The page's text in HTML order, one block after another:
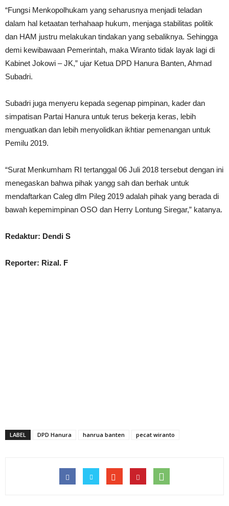
“Fungsi Menkopolhukam yang seharusnya menjadi teladan
dalam hal ketaatan terhahaap hukum, menjaga stabilitas politik
dan HAM justru melakukan tindakan yang sebaliknya. Sehingga
demi kewibawaan Pemerintah, maka Wiranto tidak layak lagi di
Kabinet Jokowi – JK,” ujar Ketua DPD Hanura Banten, Ahmad
Subadri.
Subadri juga menyeru kepada segenap pimpinan, kader dan
simpatisan Partai Hanura untuk terus bekerja keras, lebih
menguatkan dan lebih menyolidkan ikhtiar pemenangan untuk
Pemilu 2019.
“Surat Menkumham RI tertanggal 06 Juli 2018 tersebut dengan ini
menegaskan bahwa pihak yangg sah dan berhak untuk
mendaftarkan Caleg dlm Pileg 2019 adalah pihak yang berada di
bawah kepemimpinan OSO dan Herry Lontung Siregar,” katanya.
Redaktur: Dendi S
Reporter: Rizal. F
LABEL DPD Hanura hanrua banten pecat wiranto